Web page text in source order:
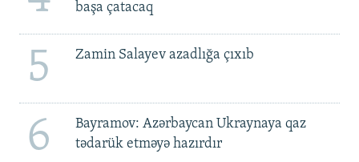
başa çatacaq
5 Zamin Salayev azadlığa çıxıb
6
Bayramov: Azərbaycan Ukraynaya qaz
tədarük etməyə hazırdır